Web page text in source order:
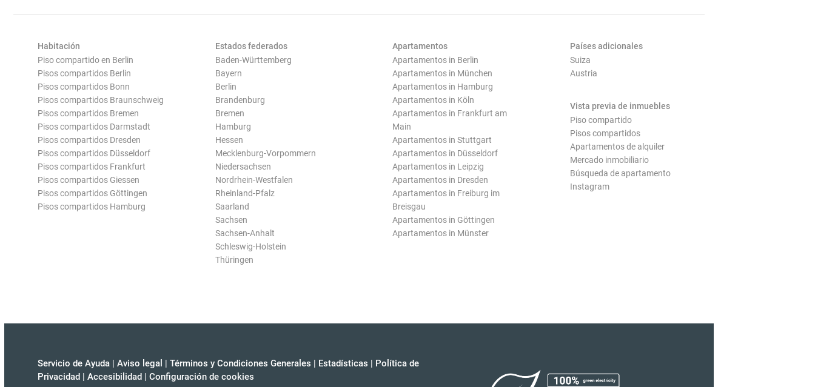
Habitación
Piso compartido en Berlin
Pisos compartidos Berlin
Pisos compartidos Bonn
Pisos compartidos Braunschweig
Pisos compartidos Bremen
Pisos compartidos Darmstadt
Pisos compartidos Dresden
Pisos compartidos Düsseldorf
Pisos compartidos Frankfurt
Pisos compartidos Giessen
Pisos compartidos Göttingen
Pisos compartidos Hamburg
Estados federados
Baden-Württemberg
Bayern
Berlin
Brandenburg
Bremen
Hamburg
Hessen
Mecklenburg-Vorpommern
Niedersachsen
Nordrhein-Westfalen
Rheinland-Pfalz
Saarland
Sachsen
Sachsen-Anhalt
Schleswig-Holstein
Thüringen
Apartamentos
Apartamentos in Berlin
Apartamentos in München
Apartamentos in Hamburg
Apartamentos in Köln
Apartamentos in Frankfurt am
Main
Apartamentos in Stuttgart
Apartamentos in Düsseldorf
Apartamentos in Leipzig
Apartamentos in Dresden
Apartamentos in Freiburg im
Breisgau
Apartamentos in Göttingen
Apartamentos in Münster
Países adicionales
Suiza
Austria
Vista previa de inmuebles
Piso compartido
Pisos compartidos
Apartamentos de alquiler
Mercado inmobiliario
Búsqueda de apartamento
Instagram
Servicio de Ayuda | Aviso legal | Términos y Condiciones Generales | Estadísticas | Política de
Privacidad | Accesibilidad | Configuración de cookies